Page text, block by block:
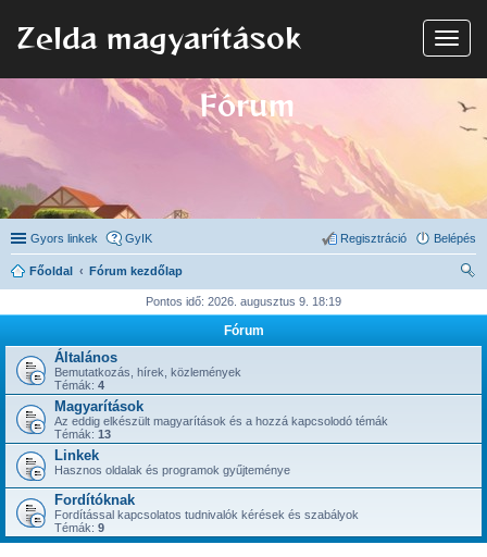
N
a
Zelda magyarítások
Fórum
Gyors linkek GyIK Belépés
Regisztráció
Főoldal
Fórum kezdőlap
s
Pontos idő: 2026. augusztus 9. 18:19
Fórum
Általános
Bemutatkozás, hírek, közlemények
Témák: 4
Magyarítások
Az eddig elkészült magyarítások és a hozzá kapcsolodó témák
Témák: 13
Linkek
Hasznos oldalak és programok gyűjteménye
Fordítóknak
Fordítással kapcsolatos tudnivalók kérések és szabályok
Témák: 9